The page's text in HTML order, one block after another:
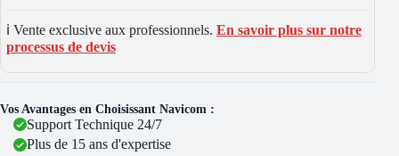
ℹ️ Vente exclusive aux professionnels. En savoir plus sur notre
processus de devis
Vos Avantages en Choisissant Navicom :
Support Technique 24/7
Plus de 15 ans d'expertise